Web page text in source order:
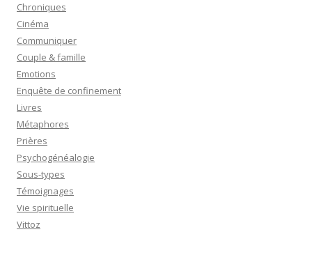
Chroniques
Cinéma
Communiquer
Couple & famille
Emotions
Enquête de confinement
Livres
Métaphores
Prières
Psychogénéalogie
Sous-types
Témoignages
Vie spirituelle
Vittoz